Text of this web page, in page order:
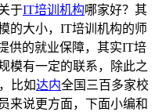
于IT培训机构哪家好？其
的大小，IT培训机构的师
供的就业保障，其实IT培
模有一定的联系，除此之
比如达内全国三百多家校
来说更方面，下面小编和